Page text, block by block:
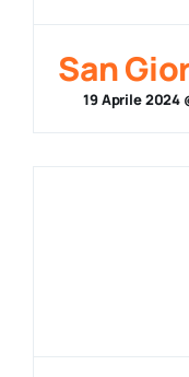
San
19 Aprile 2024